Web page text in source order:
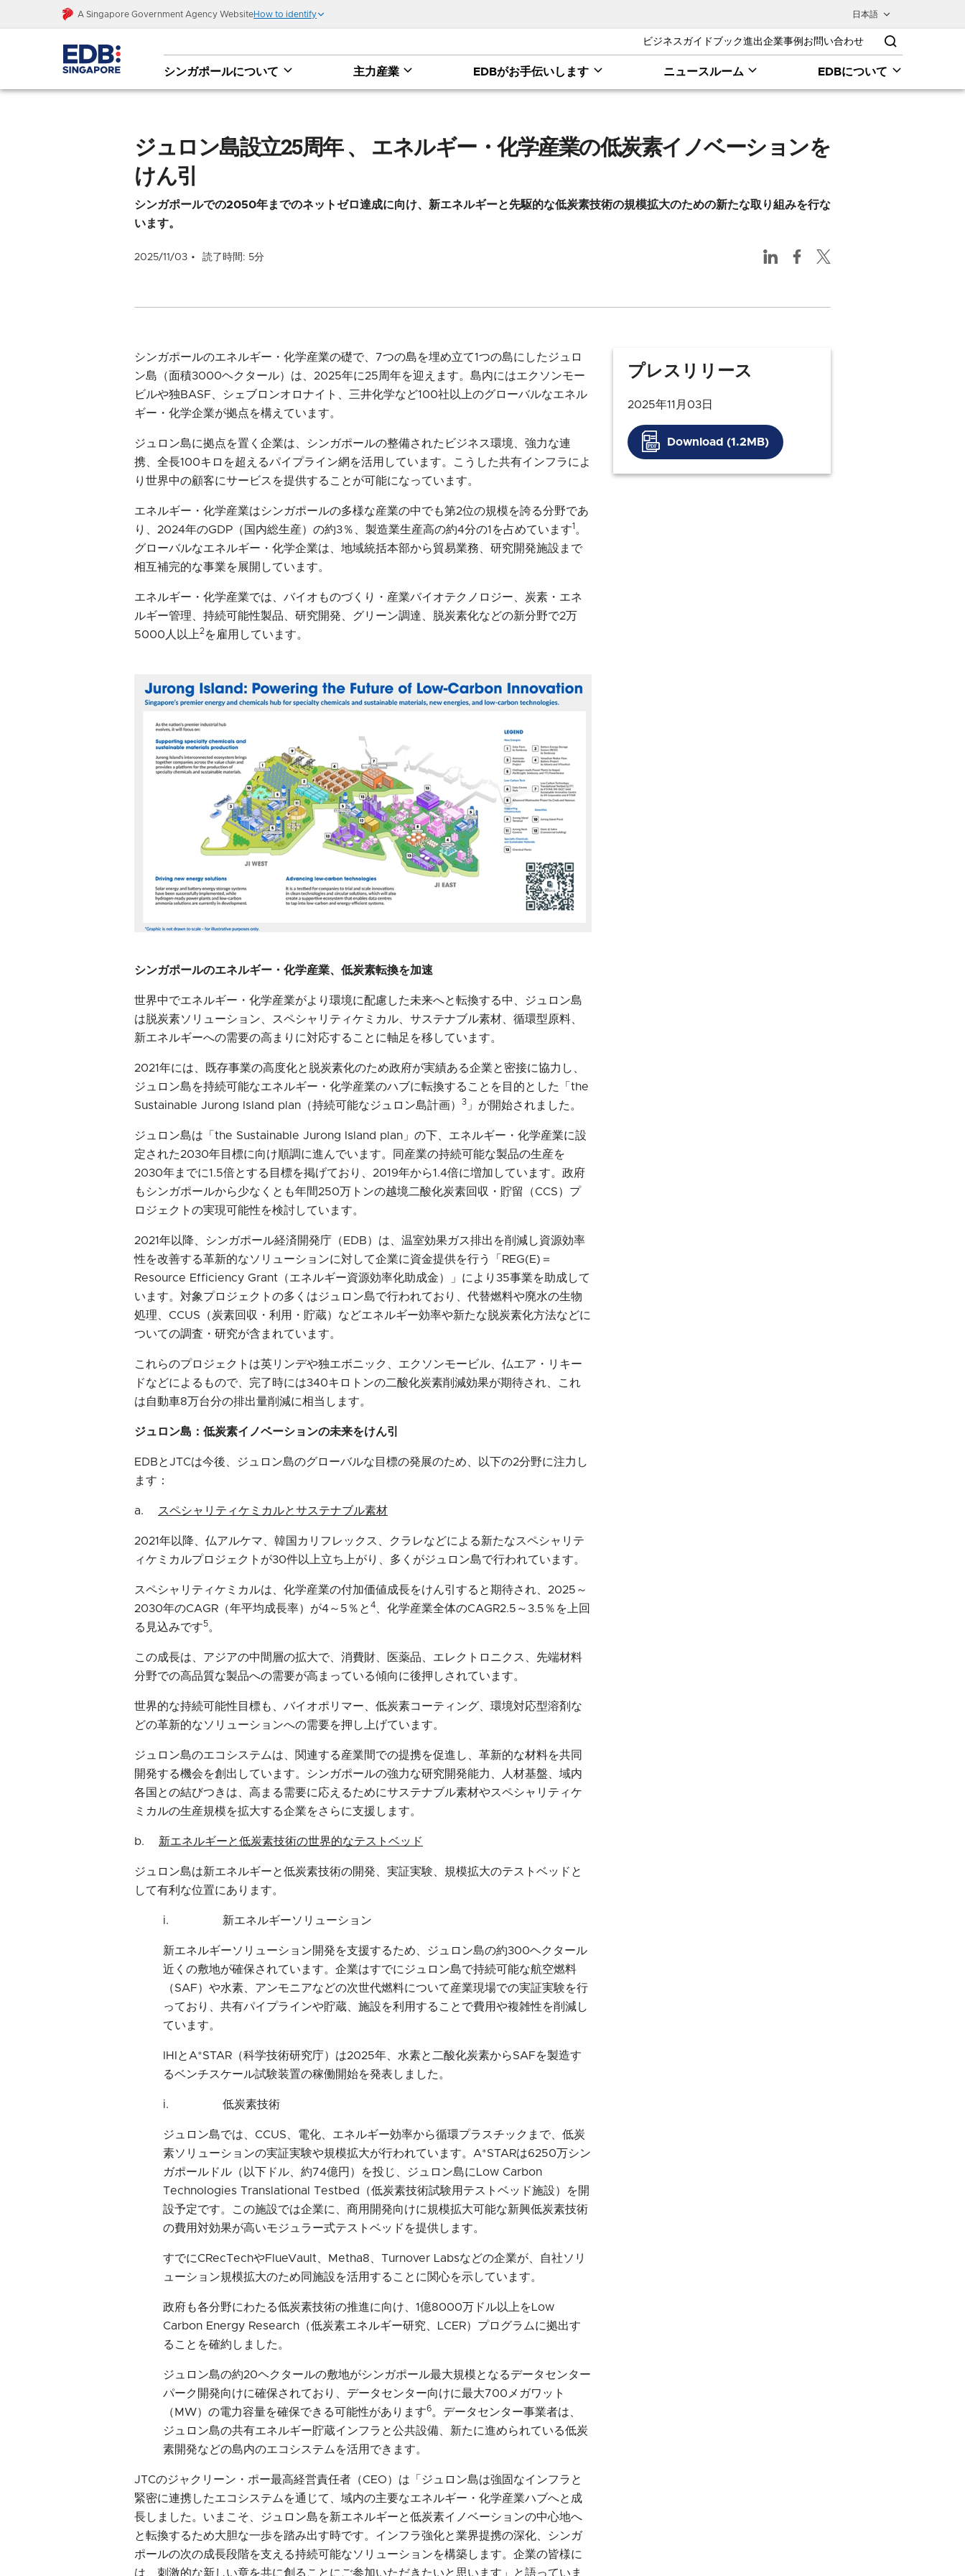
A Singapore Government Agency WebsiteHow to identify 日本語
ビジネスガイドブック進出企業事例 お問い合わせ
シンガポールについて 主力産業 EDBがお手伝いします ニュースルーム EDBについて
ジュロン島設立25周年 、 エネルギー・化学産業の低炭素イノベーションをけん引
ジュロン島設立25周年 、 エネルギー・化学産業の低炭素イノベーションを
けん引
シンガポールでの2050年までのネットゼロ達成に向け、新エネルギーと先駆的な低炭素技術の規模拡大のための新たな取り組みを行な
います。
2025/11/03 読了時間: 5分
シンガポールのエネルギー・化学産業の礎で、7つの島を埋め立て1つの島にしたジュロ
ン島（面積3000ヘクタール）は、2025年に25周年を迎えます。島内にはエクソンモー
ビルや独BASF、シェブロンオロナイト、三井化学など100社以上のグローバルなエネル
ギー・化学企業が拠点を構えています。
ジュロン島に拠点を置く企業は、シンガポールの整備されたビジネス環境、強力な連
携、全長100キロを超えるパイプライン網を活用しています。こうした共有インフラによ
り世界中の顧客にサービスを提供することが可能になっています。
エネルギー・化学産業はシンガポールの多様な産業の中でも第2位の規模を誇る分野であ
り、2024年のGDP（国内総生産）の約3％、製造業生産高の約4分の1を占めています1 。
グローバルなエネルギー・化学企業は、地域統括本部から貿易業務、研究開発施設まで
相互補完的な事業を展開しています。
エネルギー・化学産業では、バイオものづくり・産業バイオテクノロジー、炭素・エネ
ルギー管理、持続可能性製品、研究開発、グリーン調達、脱炭素化などの新分野で2万
5000人以上2を雇用しています。
シンガポールのエネルギー・化学産業、低炭素転換を加速
世界中でエネルギー・化学産業がより環境に配慮した未来へと転換する中、ジュロン島
は脱炭素ソリューション、スペシャリティケミカル、サステナブル素材、循環型原料、
新エネルギーへの需要の高まりに対応することに軸足を移しています。
2021年には、既存事業の高度化と脱炭素化のため政府が実績ある企業と密接に協力し、
ジュロン島を持続可能なエネルギー・化学産業のハブに転換することを目的とした「the
Sustainable Jurong Island plan（持続可能なジュロン島計画）
3 」が開始されました。
ジュロン島は「the Sustainable Jurong Island plan」の下、エネルギー・化学産業に設
定された2030年目標に向け順調に進んでいます。同産業の持続可能な製品の生産を
2030年までに1.5倍とする目標を掲げており、2019年から1.4倍に増加しています。政府
もシンガポールから少なくとも年間250万トンの越境二酸化炭素回収・貯留（CCS）プ
ロジェクトの実現可能性を検討しています。
2021年以降、シンガポール経済開発庁（EDB）は、温室効果ガス排出を削減し資源効率
性を改善する革新的なソリューションに対して企業に資金提供を行う「REG(E)＝
Resource Efficiency Grant（エネルギー資源効率化助成金）」により35事業を助成して
います。対象プロジェクトの多くはジュロン島で行われており、代替燃料や廃水の生物
処理、CCUS（炭素回収・利用・貯蔵）などエネルギー効率や新たな脱炭素化方法などに
ついての調査・研究が含まれています。
これらのプロジェクトは英リンデや独エボニック、エクソンモービル、仏エア・リキー
ドなどによるもので、完了時には340キロトンの二酸化炭素削減効果が期待され、これ
は自動車8万台分の排出量削減に相当します。
ジュロン島：低炭素イノベーションの未来をけん引
EDBとJTCは今後、ジュロン島のグローバルな目標の発展のため、以下の2分野に注力し
ます：
a. スペシャリティケミカルとサステナブル素材
2021年以降、仏アルケマ、韓国カリフレックス、クラレなどによる新たなスペシャリテ
ィケミカルプロジェクトが30件以上立ち上がり、多くがジュロン島で行われています。
スペシャリティケミカルは、化学産業の付加価値成長をけん引すると期待され、2025～
2030年のCAGR（年平均成長率）が4～5％と 4
、化学産業全体のCAGR2.5～3.5％を上回
る見込みです5。
この成長は、アジアの中間層の拡大で、消費財、医薬品、エレクトロニクス、先端材料
分野での高品質な製品への需要が高まっている傾向に後押しされています。
世界的な持続可能性目標も、バイオポリマー、低炭素コーティング、環境対応型溶剤な
どの革新的なソリューションへの需要を押し上げています。
ジュロン島のエコシステムは、関連する産業間での提携を促進し、革新的な材料を共同
開発する機会を創出しています。シンガポールの強力な研究開発能力、人材基盤、域内
各国との結びつきは、高まる需要に応えるためにサステナブル素材やスペシャリティケ
ミカルの生産規模を拡大する企業をさらに支援します。
b. 新エネルギーと低炭素技術の世界的なテストベッド
ジュロン島は新エネルギーと低炭素技術の開発、実証実験、規模拡大のテストベッドと
して有利な位置にあります。
i. 新エネルギーソリューション
新エネルギーソリューション開発を支援するため、ジュロン島の約300ヘクタール
近くの敷地が確保されています。企業はすでにジュロン島で持続可能な航空燃料
（SAF）や水素、アンモニアなどの次世代燃料について産業現場での実証実験を行
っており、共有パイプラインや貯蔵、施設を利用することで費用や複雑性を削減し
ています。
IHIとA*STAR（科学技術研究庁）は2025年、水素と二酸化炭素からSAFを製造す
るベンチスケール試験装置の稼働開始を発表しました。
i. 低炭素技術
ジュロン島では、CCUS、電化、エネルギー効率から循環プラスチックまで、低炭
素ソリューションの実証実験や規模拡大が行われています。A*STARは6250万シン
ガポールドル（以下ドル、約74億円）を投じ、ジュロン島にLow Carbon
Technologies Translational Testbed（低炭素技術試験用テストベッド施設）を開
設予定です。この施設では企業に、商用開発向けに規模拡大可能な新興低炭素技術
の費用対効果が高いモジュラー式テストベッドを提供します。
すでにCRecTechやFlueVault、Metha8、Turnover Labsなどの企業が、自社ソリ
ューション規模拡大のため同施設を活用することに関心を示しています。
政府も各分野にわたる低炭素技術の推進に向け、1億8000万ドル以上をLow
Carbon Energy Research（低炭素エネルギー研究、LCER）プログラムに拠出す
ることを確約しました。
ジュロン島の約20ヘクタールの敷地がシンガポール最大規模となるデータセンター
パーク開発向けに確保されており、データセンター向けに最大700メガワット
（MW）の電力容量を確保できる可能性があります6。データセンター事業者は、
ジュロン島の共有エネルギー貯蔵インフラと公共設備、新たに進められている低炭
素開発などの島内のエコシステムを活用できます。
JTCのジャクリーン・ポー最高経営責任者（CEO）は「ジュロン島は強固なインフラと
緊密に連携したエコシステムを通じて、域内の主要なエネルギー・化学産業ハブへと成
長しました。いまこそ、ジュロン島を新エネルギーと低炭素イノベーションの中心地へ
と転換するため大胆な一歩を踏み出す時です。インフラ強化と業界提携の深化、シンガ
ポールの次の成長段階を支える持続可能なソリューションを構築します。企業の皆様に
は、刺激的な新しい章を共に創ることにご参加いただきたいと思います」と語っていま
プレスリリース
2025年11月03日
Download (1.2MB)